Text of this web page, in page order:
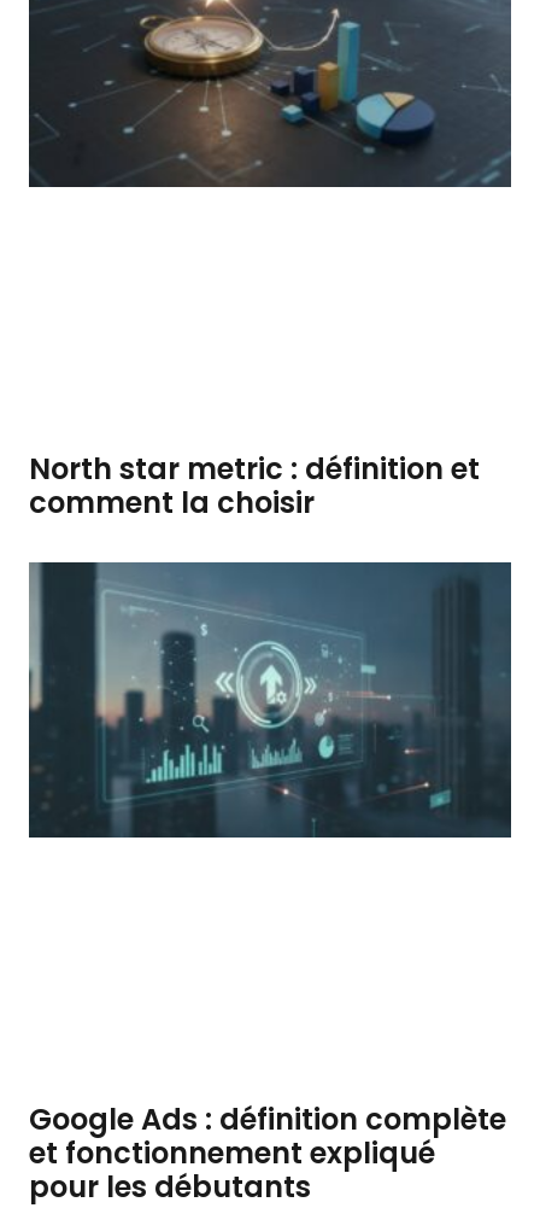
North star metric : définition et
comment la choisir
Google Ads : définition complète
et fonctionnement expliqué
pour les débutants